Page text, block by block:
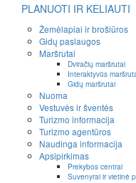
PLANUOTI IR KELIAUTI
Žemėlapiai ir brošiūros
Gidų paslaugos
Maršrutai
Dviračių maršrutai
Interaktyvūs
Gidų maršrutai
Nuoma
Vestuvės ir šventės
Turizmo informacija
Turizmo agentūros
Naudinga informacija
Apsipirkimas
Prekybos centrai
Suvenyrai ir vietinė